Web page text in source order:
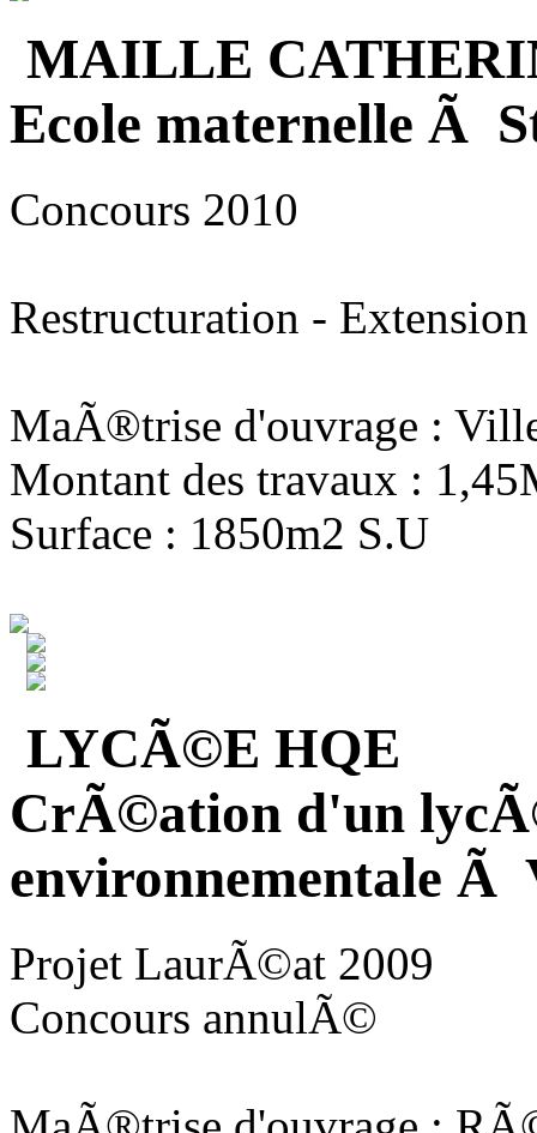
MAILLE
Ecole maternelle Ã
Concours 2010
Restructuration - Extension
MaÃ®trise d'ouvrage :
Montant des travaux :
Surface : 1850m2 S.U
LYCÃ©E HQE
CrÃ©ation d'un
environnementale Ã
Projet LaurÃ©at 2009
Concours annulÃ©